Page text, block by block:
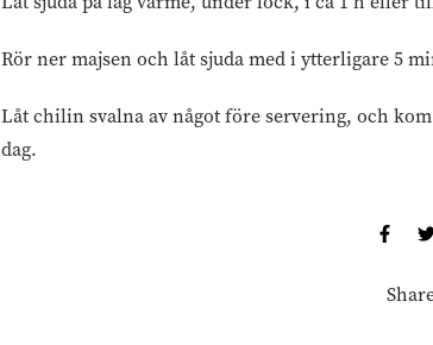
Rör ner majsen och låt sjuda med i ytterligare 5
Låt chilin svalna av något före servering, och
dag.